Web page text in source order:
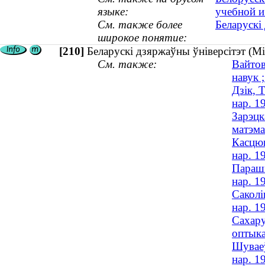
языке:
учебной
См. также более
широкое понятие:
[210] Беларускі дзяржаўны ўніверсітэт
См. также:
навук
Дзiк,
нар.
нар.
нар.
нар.
нар.